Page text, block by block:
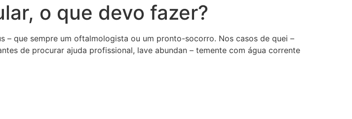
o que devo fazer?
– que sempre um oftalmologista ou um pronto-socorro. Nos casos de quei –
de procurar ajuda profissional, lave abundan – temente com água corrente